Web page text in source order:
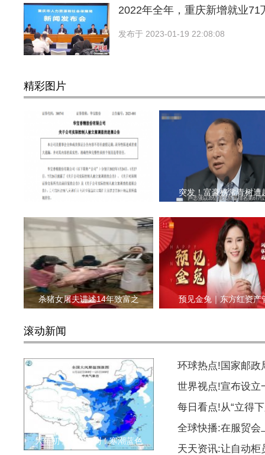
2022年全年，重庆新增就业71
发布于 2023-01-19 22:08:08
精彩图片
数百亿身家“香精女王” 突发！富豪榜常青树遭
杀猪女屠夫讲述14年致富之 预见金兔｜东方红资产
滚动新闻
大年初一冷空气到！寒潮蓝色
环球热点!国家邮政
世界视点!宣布设立
每日看点!从“立得
全球快播:在服贸会
天天资讯:让自动柜